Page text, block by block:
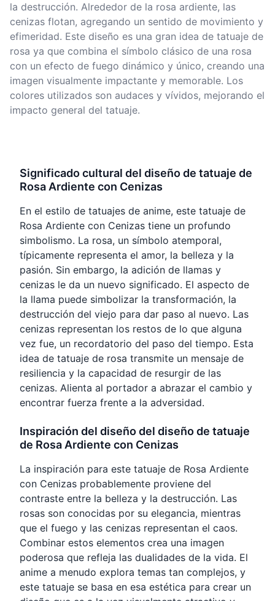
la destrucción. Alrededor de la rosa ardiente, las
cenizas flotan, agregando un sentido de movimiento y
efimeridad. Este diseño es una gran idea de tatuaje de
rosa ya que combina el símbolo clásico de una rosa
con un efecto de fuego dinámico y único, creando una
imagen visualmente impactante y memorable. Los
colores utilizados son audaces y vívidos, mejorando el
impacto general del tatuaje.
Significado cultural del diseño de tatuaje de
Rosa Ardiente con Cenizas
En el estilo de tatuajes de anime, este tatuaje de
Rosa Ardiente con Cenizas tiene un profundo
simbolismo. La rosa, un símbolo atemporal,
típicamente representa el amor, la belleza y la
pasión. Sin embargo, la adición de llamas y
cenizas le da un nuevo significado. El aspecto de
la llama puede simbolizar la transformación, la
destrucción del viejo para dar paso al nuevo. Las
cenizas representan los restos de lo que alguna
vez fue, un recordatorio del paso del tiempo. Esta
idea de tatuaje de rosa transmite un mensaje de
resiliencia y la capacidad de resurgir de las
cenizas. Alienta al portador a abrazar el cambio y
encontrar fuerza frente a la adversidad.
Inspiración del diseño del diseño de tatuaje
de Rosa Ardiente con Cenizas
La inspiración para este tatuaje de Rosa Ardiente
con Cenizas probablemente proviene del
contraste entre la belleza y la destrucción. Las
rosas son conocidas por su elegancia, mientras
que el fuego y las cenizas representan el caos.
Combinar estos elementos crea una imagen
poderosa que refleja las dualidades de la vida. El
anime a menudo explora temas tan complejos, y
este tatuaje se basa en esa estética para crear un